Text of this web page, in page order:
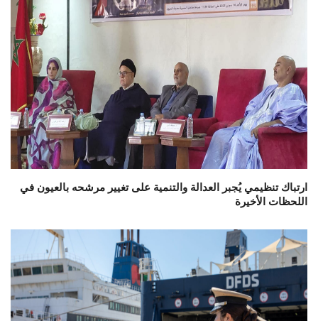
ارتباك تنظيمي يُجبر العدالة والتنمية على تغيير مرشحه بالعيون في
اللحظات الأخيرة